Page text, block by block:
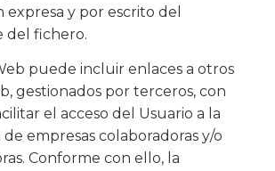
expresa y por escrito del
del fichero.
puede incluir enlaces a otros
gestionados por terceros, con
el acceso del Usuario a la
empresas colaboradoras y/o
Conforme con ello, la